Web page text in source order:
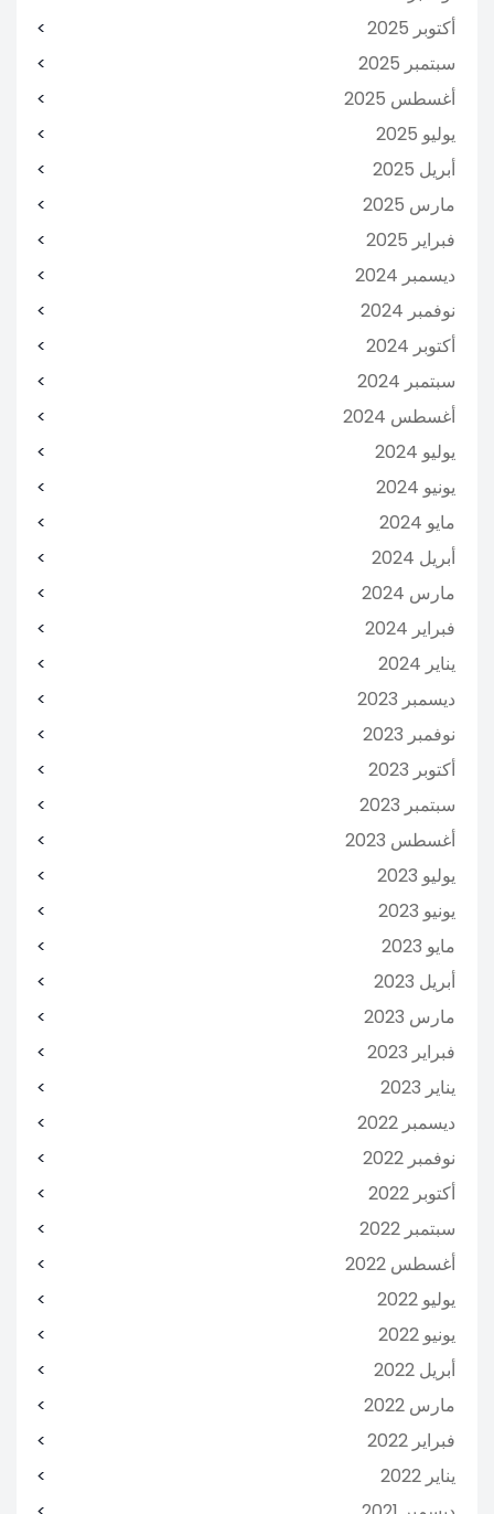
أكتوبر 2025
سبتمبر 2025
أغسطس 2025
يوليو 2025
أبريل 2025
مارس 2025
فبراير 2025
ديسمبر 2024
نوفمبر 2024
أكتوبر 2024
سبتمبر 2024
أغسطس 2024
يوليو 2024
يونيو 2024
مايو 2024
أبريل 2024
مارس 2024
فبراير 2024
يناير 2024
ديسمبر 2023
نوفمبر 2023
أكتوبر 2023
سبتمبر 2023
أغسطس 2023
يوليو 2023
يونيو 2023
مايو 2023
أبريل 2023
مارس 2023
فبراير 2023
يناير 2023
ديسمبر 2022
نوفمبر 2022
أكتوبر 2022
سبتمبر 2022
أغسطس 2022
يوليو 2022
يونيو 2022
أبريل 2022
مارس 2022
فبراير 2022
يناير 2022